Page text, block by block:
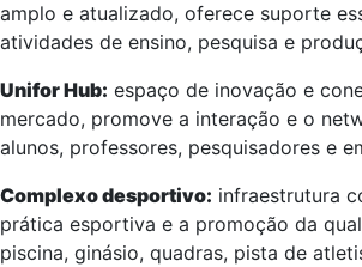
amplo e atualizado, oferece suporte
atividades de ensino, pesquisa e
Unifor Hub: espaço de inovação e
mercado, promove a interação e o
alunos, professores, pesquisadores e
Complexo desportivo: infraestrutura
prática esportiva e a promoção da
piscina, ginásio, quadras, pista de